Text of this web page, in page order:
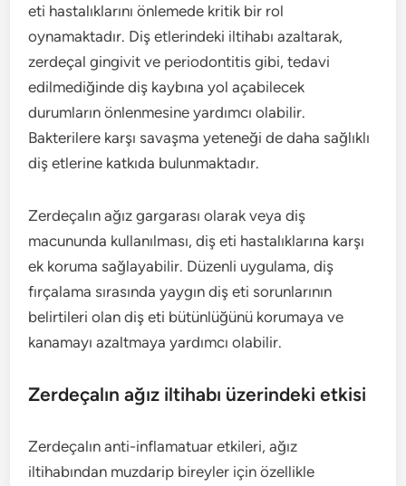
eti hastalıklarını önlemede kritik bir rol
oynamaktadır. Diş etlerindeki iltihabı azaltarak,
zerdeçal gingivit ve periodontitis gibi, tedavi
edilmediğinde diş kaybına yol açabilecek
durumların önlenmesine yardımcı olabilir.
Bakterilere karşı savaşma yeteneği de daha sağlıklı
diş etlerine katkıda bulunmaktadır.
Zerdeçalın ağız gargarası olarak veya diş
macununda kullanılması, diş eti hastalıklarına karşı
ek koruma sağlayabilir. Düzenli uygulama, diş
fırçalama sırasında yaygın diş eti sorunlarının
belirtileri olan diş eti bütünlüğünü korumaya ve
kanamayı azaltmaya yardımcı olabilir.
Zerdeçalın ağız iltihabı üzerindeki etkisi
Zerdeçalın anti-inflamatuar etkileri, ağız
iltihabından muzdarip bireyler için özellikle